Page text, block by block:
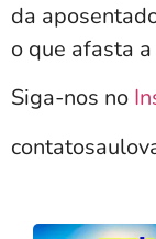
da
o que afasta
Siga-nos no